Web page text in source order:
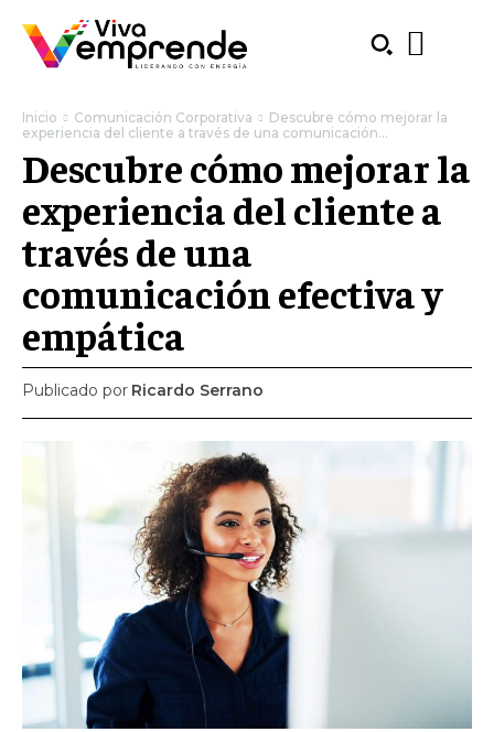
Welcome to Liberty Case
We have a curated list of the most noteworthy news from all
across the globe. With any subscription plan, you get access
exclusive articlesthat let you stay ahead of the curve.
Your Profile
NEWS LIFESTYLE PUBLIC OPINION
Inicio Comunicación Corporativa
Descubre cómo mejorar la
experiencia del cliente a través de una comunicación...
Descubre cómo mejorar la
experiencia del cliente a
través de una
comunicación efectiva y
empática
Publicado por Ricardo Serrano